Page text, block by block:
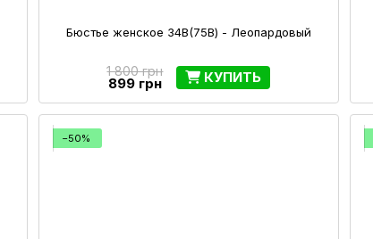
Бюстье женское 34B(75В) - Леопардовый
1 800 грн
899 грн КУПИТЬ
−50%